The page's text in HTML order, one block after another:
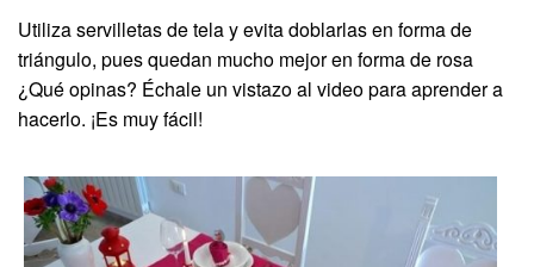
Utiliza servilletas de tela y evita doblarlas en forma de
triángulo, pues quedan mucho mejor en forma de rosa
¿Qué opinas? Échale un vistazo al video para aprender a
hacerlo. ¡Es muy fácil!